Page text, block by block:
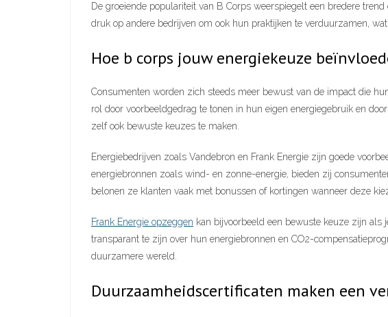
De groeiende populariteit van B Corps weerspiegelt een bredere
druk op andere bedrijven om ook hun praktijken te verduurzamen,
Hoe b corps jouw energiekeuze
Consumenten worden zich steeds meer bewust van de impact die
rol door voorbeeldgedrag te tonen in hun eigen energiegebruik en
zelf ook bewuste keuzes te maken.
Energiebedrijven zoals Vandebron en Frank Energie zijn goede
energiebronnen zoals wind- en zonne-energie, bieden zij
belonen ze klanten vaak met bonussen of kortingen wanneer deze
Frank Energie opzeggen kan bijvoorbeeld een bewuste keuze zijn
transparant te zijn over hun energiebronnen en CO2-
duurzamere wereld.
Duurzaamheidscertificaten maken een